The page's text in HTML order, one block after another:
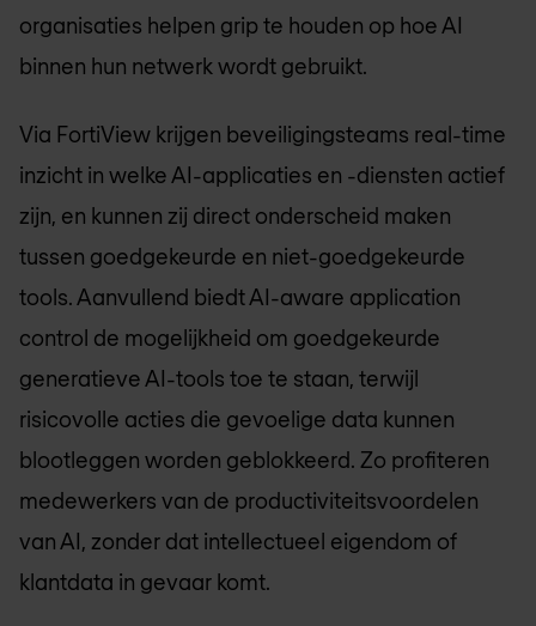
organisaties helpen grip te houden op hoe AI
binnen hun netwerk wordt gebruikt.
Via FortiView krijgen beveiligingsteams real-time
inzicht in welke AI-applicaties en -diensten actief
zijn, en kunnen zij direct onderscheid maken
tussen goedgekeurde en niet-goedgekeurde
tools. Aanvullend biedt AI-aware application
control de mogelijkheid om goedgekeurde
generatieve AI-tools toe te staan, terwijl
risicovolle acties die gevoelige data kunnen
blootleggen worden geblokkeerd. Zo profiteren
medewerkers van de productiviteitsvoordelen
van AI, zonder dat intellectueel eigendom of
klantdata in gevaar komt.